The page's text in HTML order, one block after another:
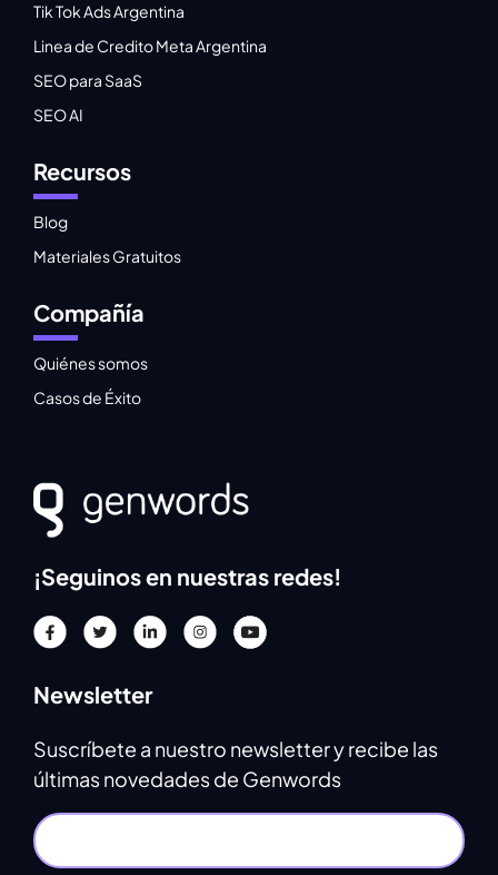
Tik Tok Ads Argentina
Linea de Credito Meta Argentina
SEO para SaaS
SEO AI
Recursos
Blog
Materiales Gratuitos
Compañía
Quiénes somos
Casos de Éxito
¡Seguinos en nuestras redes!
Newsletter
Suscríbete a nuestro newsletter y recibe las
últimas novedades de Genwords